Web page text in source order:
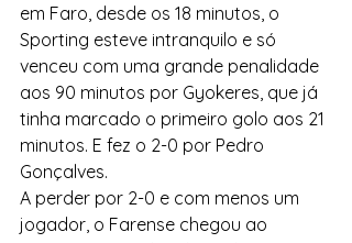
em Faro, desde os 18 minutos, o
Sporting esteve intranquilo e só
venceu com uma grande penalidade
aos 90 minutos por Gyokeres, que já
tinha marcado o primeiro golo aos 21
minutos. E fez o 2-0 por Pedro
Gonçalves.
A perder por 2-0 e com menos um
jogador, o Farense chegou ao